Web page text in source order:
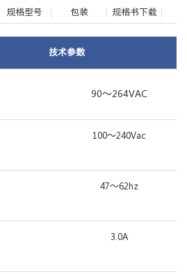
规格型号 包装 规格书下载
技术参数
90～264VAC
100～240Vac
47～62hz
3.0A